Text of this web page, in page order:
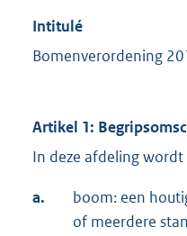
Intitulé
Bomenverordening
Artikel 1:
In deze afdeling
a.
boom: een
of meerdere